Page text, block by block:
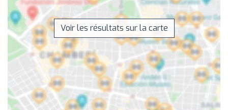
Voir les résultats sur la carte